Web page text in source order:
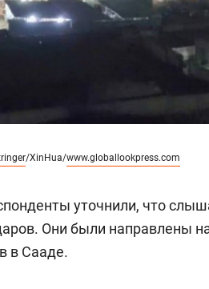
/XinHua/www.globallookpress.com
уточнили, что
Они были направлены
в Сааде.